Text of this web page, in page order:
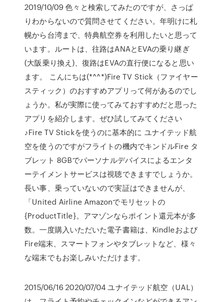
2019/10/09 色々と検索してみたのですが、さっぱ
りわからないので質問させてください。年明けに札
幌から台湾まで、特典航空券を利用したいと思って
います。ルートは、往路はANAとEVAの乗り継ぎ
(大阪乗り換え)、復路はEVAの直行便になると思い
ます。 こんにちは(*^^*)Fire TV Stick（ファイヤー
スティック）のおすすめアプリって何があるのでし
ょうか。私が実際に使ってみておすすめだと思った
アプリを紹介します。ぜひ試してみてください
♪Fire TV Stickを使うのに基本的に ユナイテッド航
空を使うのですがフライトの機内でキンドルFire タ
ブレット 8GBでパーソナルデバイスによるエンタ
ーテイメントサービスは視聴できますでしょうか。
長い事、乗っていないので実証はできませんが、
「United Airline Amazonでモリセットの
{ProductTitle}。アマゾンならポイント還元本が多
数。一度購入いただいた電子書籍は、Kindleおよび
Fire端末、スマートフォンやタブレットなど、様々
な端末でもお楽しみいただけます。
2015/06/16 2020/07/04 ユナイテッド航空（UAL）